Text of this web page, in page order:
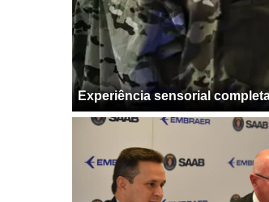
Experiência sensorial